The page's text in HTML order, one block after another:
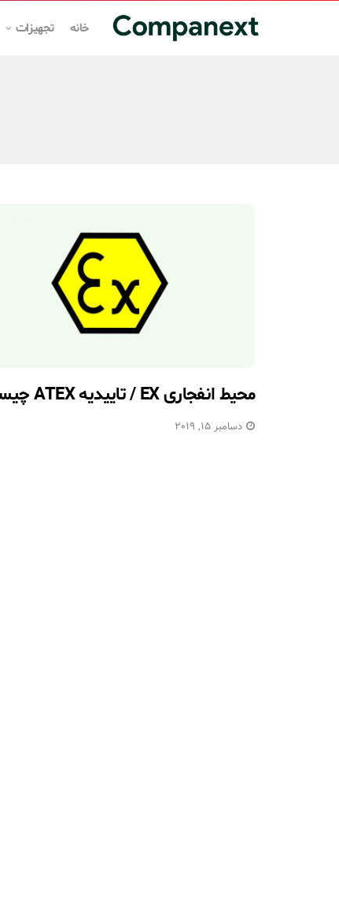
خانه تجهیزات
محیط انفجاری EX / تاییدیه ATEX چیست؟
دسامبر 15, 2019